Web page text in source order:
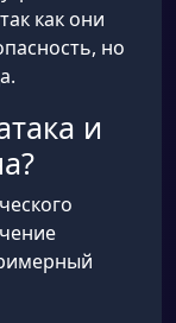
как они
но
и